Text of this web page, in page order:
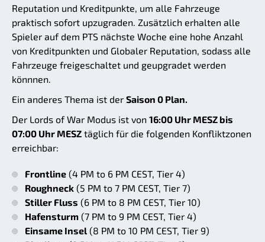
Reputation und Kreditpunkte, um alle Fahrzeuge
praktisch sofort upzugraden. Zusätzlich erhalten alle
Spieler auf dem PTS nächste Woche eine hohe Anzahl
von Kreditpunkten und Globaler Reputation, sodass alle
Fahrzeuge freigeschaltet und geupgradet werden
könnnen.
Ein anderes Thema ist der Saison 0 Plan.
Der Lords of War Modus ist von 16:00 Uhr MESZ bis
07:00 Uhr MESZ täglich für die folgenden Konfliktzonen
erreichbar:
Frontline (4 PM to 6 PM CEST, Tier 4)
Roughneck (5 PM to 7 PM CEST, Tier 7)
Stiller Fluss (6 PM to 8 PM CEST, Tier 10)
Hafensturm (7 PM to 9 PM CEST, Tier 4)
Einsame Insel (8 PM to 10 PM CEST, Tier 9)